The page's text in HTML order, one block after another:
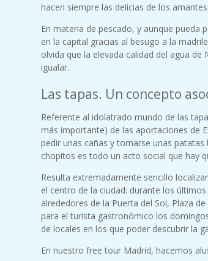
hacen siempre las delicias de los
En materia de pescado, y aunque pueda
en la capital gracias al besugo a la
olvida que la elevada calidad del agua
igualar.
Las tapas. Un concepto
Referente al idolatrado mundo de las
más importante) de las aportaciones de
pedir unas cañas y tomarse unas patatas
chopitos es todo un acto social que hay
Resulta extremadamente sencillo
el centro de la ciudad: durante los
alrededores de la Puerta del Sol, Plaza
para el turista gastronómico los
de locales en los que poder descubrir la
En nuestro free tour Madrid, hacemos